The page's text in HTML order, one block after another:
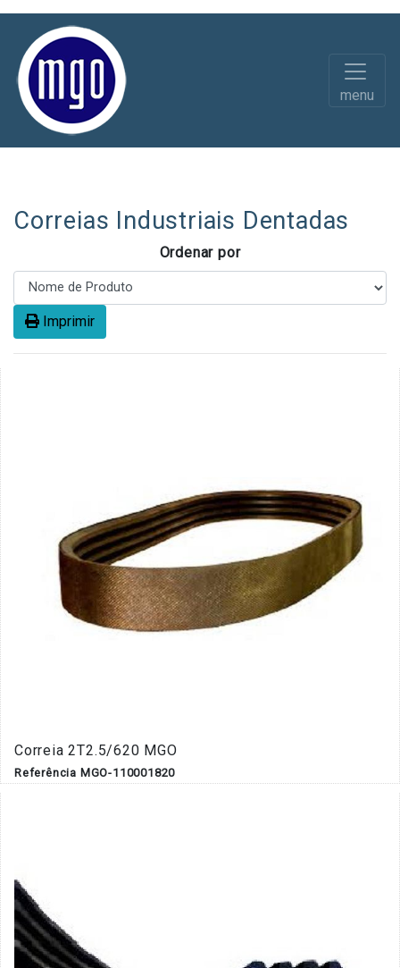
menu
Correias Industriais Dentadas
Ordenar por
Imprimir
Correia 2T2.5/620 MGO
Referência MGO-110001820